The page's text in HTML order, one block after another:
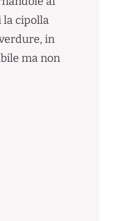
cipolla
in
ma non